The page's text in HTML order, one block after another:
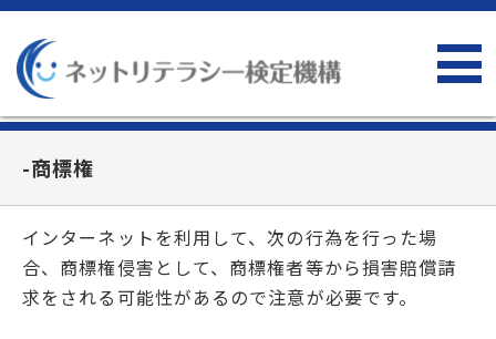
-商標権
インターネットを利用して、次の行為を行った場
合、商標権侵害として、商標権者等から損害賠償請
求をされる可能性があるので注意が必要です。